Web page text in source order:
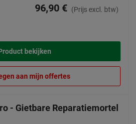
96,90 € (Prijs excl. btw)
bekijken
aan mijn offertes
- Gietbare Reparatiemortel